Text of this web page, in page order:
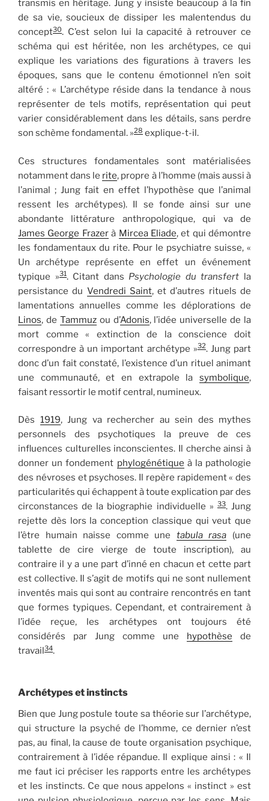
transmis en héritage. Jung y insiste beaucoup à la fin
de sa vie, soucieux de dissiper les malentendus du
concept30. C’est selon lui la capacité à retrouver ce
schéma qui est héritée, non les archétypes, ce qui
explique les variations des figurations à travers les
époques, sans que le contenu émotionnel n’en soit
altéré : « L’archétype réside dans la tendance à nous
représenter de tels motifs, représentation qui peut
varier considérablement dans les détails, sans perdre
son schème fondamental. »28 explique-t-il.
Ces structures fondamentales sont matérialisées
notamment dans le rite, propre à l’homme (mais aussi à
l’animal ; Jung fait en effet l’hypothèse que l’animal
ressent les archétypes). Il se fonde ainsi sur une
abondante littérature anthropologique, qui va de
James George Frazerà Mircea Eliade, et qui démontre
les fondamentaux du rite. Pour le psychiatre suisse, «
Un archétype représente en effet un événement
typique »31. Citant dans Psychologie du transfert la
persistance du Vendredi Saint, et d’autres rituels de
lamentations annuelles comme les déplorations de
Linos, de Tammuzou d’Adonis, l’idée universelle de la
mort comme « extinction de la conscience doit
correspondre à un important archétype »32. Jung part
donc d’un fait constaté, l’existence d’un rituel animant
une communauté, et en extrapole la symbolique,
faisant ressortir le motif central, numineux.
Dès 1919, Jung va rechercher au sein des mythes
personnels des psychotiques la preuve de ces
influences culturelles inconscientes. Il cherche ainsi à
donner un fondement phylogénétique à la pathologie
des névroses et psychoses. Il repère rapidement « des
particularités qui échappent à toute explication par des
circonstances de la biographie individuelle » 33. Jung
rejette dès lors la conception classique qui veut que
l’être humain naisse comme une tabula rasa (une
tablette de cire vierge de toute inscription), au
contraire il y a une part d’inné en chacun et cette part
est collective. Il s’agit de motifs qui ne sont nullement
inventés mais qui sont au contraire rencontrés en tant
que formes typiques. Cependant, et contrairement à
l’idée reçue, les archétypes ont toujours été
considérés par Jung comme une hypothèse de
travail34.
Archétypes et instincts
Bien que Jung postule toute sa théorie sur l’archétype,
qui structure la psyché de l’homme, ce dernier n’est
pas, au final, la cause de toute organisation psychique,
contrairement à l’idée répandue. Il explique ainsi : « Il
me faut ici préciser les rapports entre les archétypes
et les instincts. Ce que nous appelons « instinct » est